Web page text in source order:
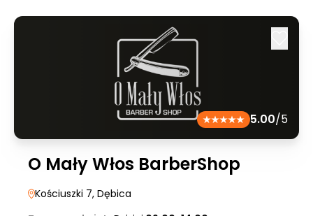
5.00/5
O Mały Włos BarberShop
Kościuszki 7, Dębica